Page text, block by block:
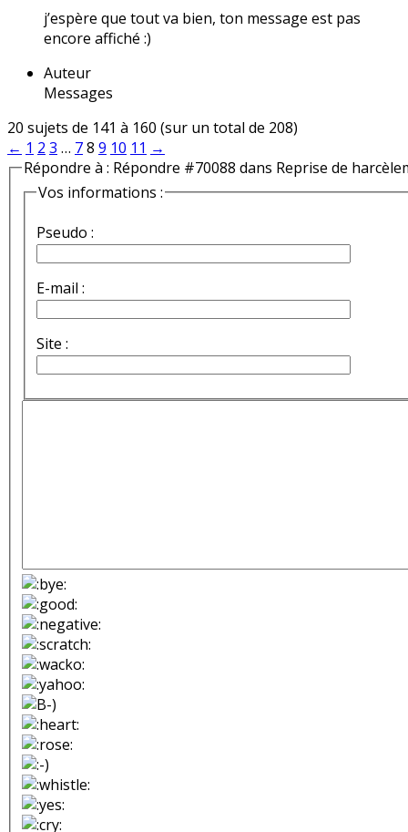
j’espère que tout va bien, ton message est pas
encore affiché :)
Auteur
Messages
20 sujets de 141 à 160 (sur un total de 208)
← 1 2 3 … 78 9 10 11 →
Répondre à : Répondre #70088 dans Reprise de
Vos informations :
Pseudo :
E-mail :
Site :